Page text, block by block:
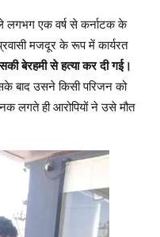
लगभग एक वर्ष से कर्नाटक के
मजदूर के रूप में कार्यरत
बेरहमी से हत्या कर दी गई।
बाद उसने किसी परिजन को
लगते ही आरोपियों ने उसे मौत